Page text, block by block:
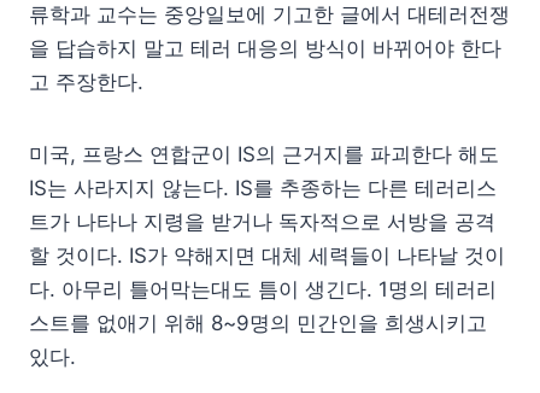
류학과 교수는 중앙일보에 기고한 글에서 대테러전쟁
을 답습하지 말고 테러 대응의 방식이 바뀌어야 한다
고 주장한다.
미국, 프랑스 연합군이 IS의 근거지를 파괴한다 해도
IS는 사라지지 않는다. IS를 추종하는 다른 테러리스
트가 나타나 지령을 받거나 독자적으로 서방을 공격
할 것이다. IS가 약해지면 대체 세력들이 나타날 것이
다. 아무리 틀어막는대도 틈이 생긴다. 1명의 테러리
스트를 없애기 위해 8~9명의 민간인을 희생시키고
있다.